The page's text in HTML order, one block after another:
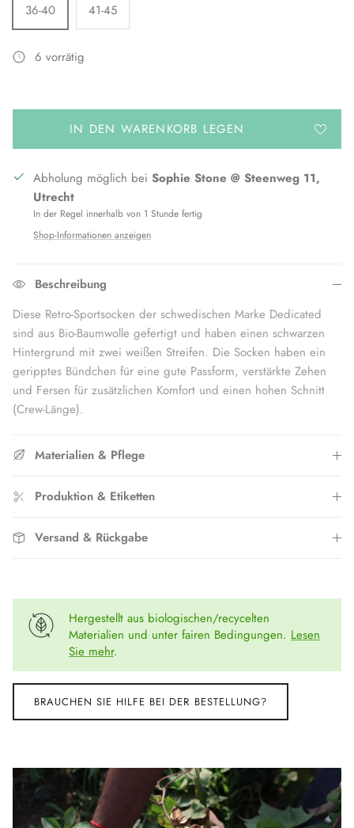
36-40
41-45
6 vorrätig
IN DEN WARENKORB LEGEN
Abholung möglich bei Sophie Stone @ Steenweg 11,
Utrecht
In der Regel innerhalb von 1 Stunde fertig
Shop-Informationen anzeigen
Beschreibung
Diese Retro-Sportsocken der schwedischen Marke Dedicated
sind aus Bio-Baumwolle gefertigt und haben einen schwarzen
Hintergrund mit zwei weißen Streifen. Die Socken haben ein
geripptes Bündchen für eine gute Passform, verstärkte Zehen
und Fersen für zusätzlichen Komfort und einen hohen Schnitt
(Crew-Länge).
Materialien & Pflege
Produktion & Etiketten
Versand & Rückgabe
Hergestellt aus biologischen/recycelten
Materialien und unter fairen Bedingungen. Lesen
Sie mehr.
BRAUCHEN SIE HILFE BEI DER BESTELLUNG?